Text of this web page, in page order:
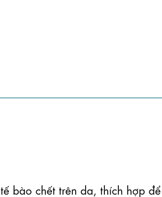
bào chết trên da, thích hợp để